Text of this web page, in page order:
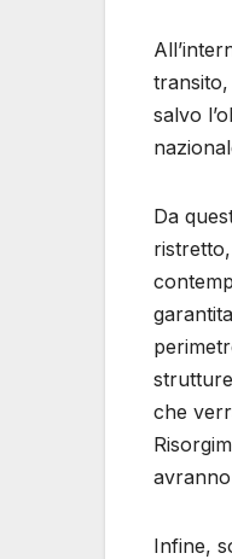
salvo
Da
che
Infine,